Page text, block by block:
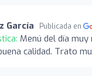
García Publicada en
Menú del día muy
calidad. Trato